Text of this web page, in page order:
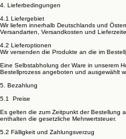
4. Lieferbedingungen
4.1 Liefergebiet
Wir liefern innerhalb Deutschlands und
Versandarten, Versandkosten und
4.2 Lieferoptionen
Wir versenden die Produkte an die im
Eine Selbstabholung der Ware in unserem
Bestellprozess angeboten und ausgewählt
5. Bezahlung
5.1 Preise
Es gelten die zum Zeitpunkt der Bestellung
enthalten die gesetzliche Mehrwertsteuer.
5.2 Fälligkeit und Zahlungsverzug